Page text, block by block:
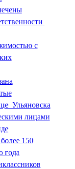
с
Ульяновска
лицами
150
года